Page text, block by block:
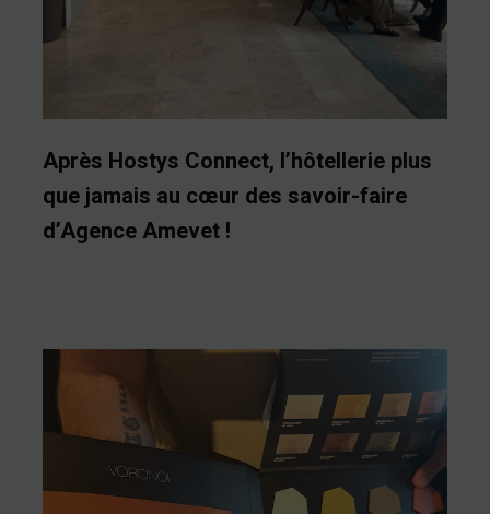
Après Hostys Connect, l’hôtellerie plus
que jamais au cœur des savoir-faire
d’Agence Amevet !